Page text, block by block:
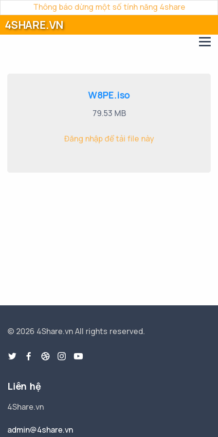
Thông báo dừng một số tính năng 4share
4SHARE.VN
W8PE.iso
79.53 MB
Đăng nhập để tải file này
© 2026 4Share.vnAll rights reserved.
Liên hệ
4Share.vn
admin@4share.vn